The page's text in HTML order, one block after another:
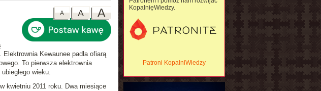
A
A
A
Elektrownia Kewaunee padła ofiarą
To pierwsza elektrownia
wieku.
kwietniu 2011 roku. Dwa miesiące
KopalnięWiedzy.
Patroni KopalniWiedzy